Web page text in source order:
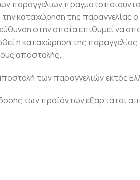
παραγγελιών
την καταχώρηση της παραγγελίας ο
στην οποία επιθυμεί να
η καταχώρηση της
αποστολής.
των παραγγελιών εκτός
των προϊόντων εξαρτάται